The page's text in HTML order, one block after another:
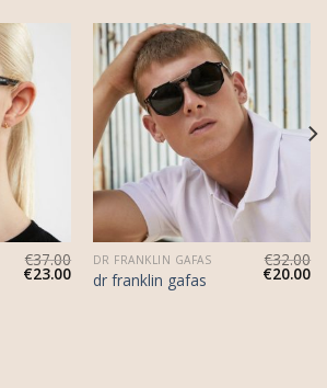
€37.00
€23.00
DR FRANKLIN GAFAS
dr franklin gafas
€32.00
€20.00